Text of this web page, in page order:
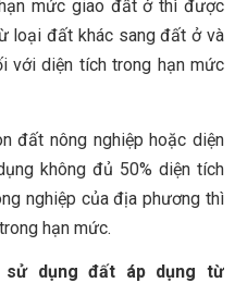
mức giao đất ở thì được
loại đất khác sang đất ở và
với diện tích trong hạn mức
đất nông nghiệp hoặc diện
không đủ 50% diện tích
nghiệp của địa phương thì
hạn mức.
sử dụng đất áp dụng từ